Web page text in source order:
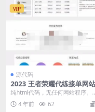
VIP
源代码
2023 王者荣耀代练接单网站
源码 自适应手机
纯html代码，无任何网站程序。
实作为代练网只要简单的几个页
简绍就足够了，不...
4 年前 62